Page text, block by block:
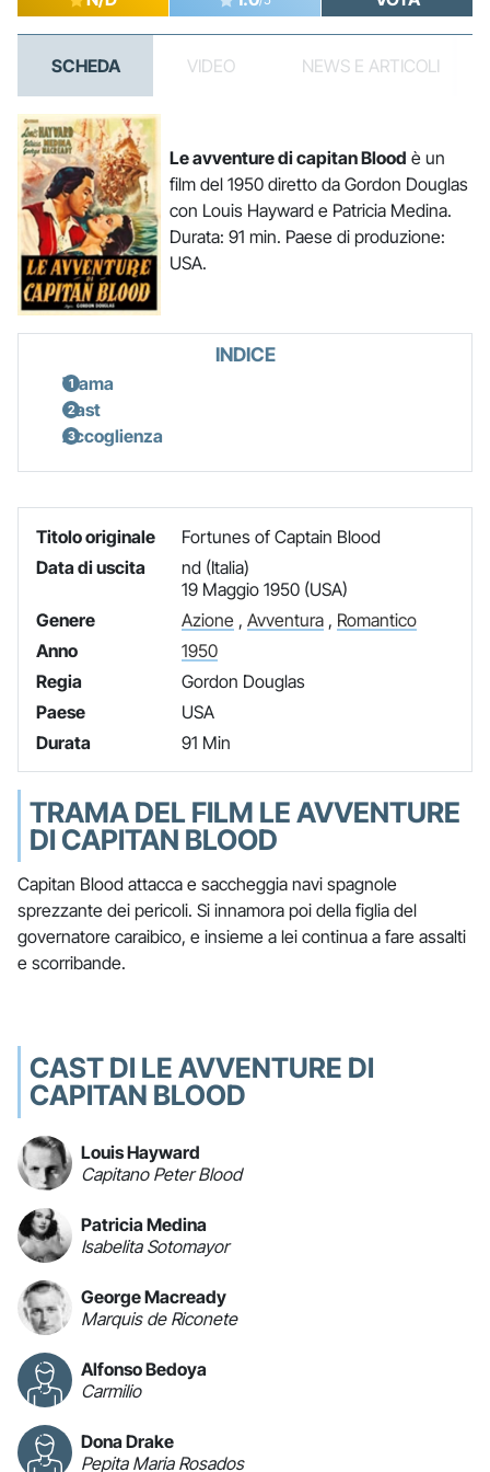
SCHEDA VIDEO NEWS E ARTICOLI
Le avventure di capitan Blood è un
film del 1950 diretto da Gordon Douglas
con Louis Hayward e Patricia Medina.
Durata: 91 min. Paese di produzione:
USA.
INDICE
Trama
Cast
Accoglienza
Titolo originale
Fortunes of Captain Blood
Data di uscita
nd (Italia)
19 Maggio 1950 (USA)
Genere
Azione, Avventura, Romantico
Anno
1950
Regia
Gordon Douglas
Paese
USA
Durata
91 Min
TRAMA DEL FILM LE AVVENTURE
DI CAPITAN BLOOD
Capitan Blood attacca e saccheggia navi spagnole
sprezzante dei pericoli. Si innamora poi della figlia del
governatore caraibico, e insieme a lei continua a fare assalti
e scorribande.
CAST DI LE AVVENTURE DI
CAPITAN BLOOD
Louis Hayward
Capitano Peter Blood
Patricia Medina
Isabelita Sotomayor
George Macready
Marquis de Riconete
Alfonso Bedoya
Carmilio
Dona Drake
Pepita Maria Rosados